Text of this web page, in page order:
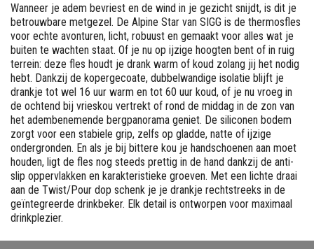
Wanneer je adem bevriest en de wind in je gezicht snijdt, is dit je
betrouwbare metgezel. De Alpine Star van SIGG is de thermosfles
voor echte avonturen, licht, robuust en gemaakt voor alles wat je
buiten te wachten staat. Of je nu op ijzige hoogten bent of in ruig
terrein: deze fles houdt je drank warm of koud zolang jij het nodig
hebt. Dankzij de kopergecoate, dubbelwandige isolatie blijft je
drankje tot wel 16 uur warm en tot 60 uur koud, of je nu vroeg in
de ochtend bij vrieskou vertrekt of rond de middag in de zon van
het adembenemende bergpanorama geniet. De siliconen bodem
zorgt voor een stabiele grip, zelfs op gladde, natte of ijzige
ondergronden. En als je bij bittere kou je handschoenen aan moet
houden, ligt de fles nog steeds prettig in de hand dankzij de anti-
slip oppervlakken en karakteristieke groeven. Met een lichte draai
aan de Twist/Pour dop schenk je je drankje rechtstreeks in de
geïntegreerde drinkbeker. Elk detail is ontworpen voor maximaal
drinkplezier.